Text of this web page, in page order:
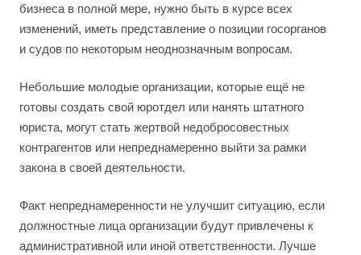
бизнеса в полной мере, нужно быть в курсе всех
изменений, иметь представление о позиции госорганов
и судов по некоторым неоднозначным вопросам.
Небольшие молодые организации, которые ещё не
готовы создать свой юротдел или нанять штатного
юриста, могут стать жертвой недобросовестных
контрагентов или непреднамеренно выйти за рамки
закона в своей деятельности.
Факт непреднамеренности не улучшит ситуацию, если
должностные лица организации будут привлечены к
административной или иной ответственности. Лучше